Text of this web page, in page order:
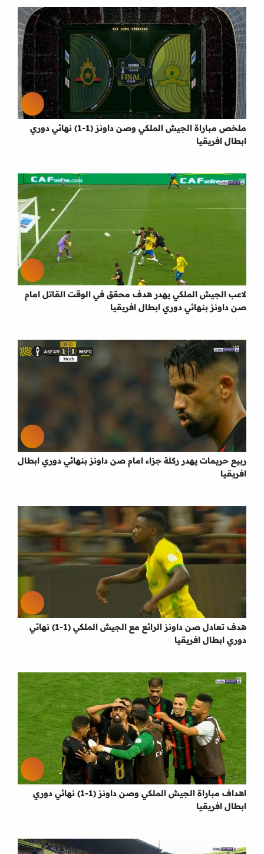
ملخص مباراة الجيش الملكي وصن داونز (1-1) نهائي دوري
ابطال افريقيا
لاعب الجيش الملكي يهدر هدف محقق في الوقت القاتل امام
صن داونز بنهائي دوري ابطال افريقيا
ربيع حريمات يهدر ركلة جزاء امام صن داونز بنهائي دوري ابطال
افريقيا
هدف تعادل صن داونز الرائع مع الجيش الملكي (1-1) نهائي
دوري ابطال افريقيا
اهداف مباراة الجيش الملكي وصن داونز (1-1) نهائي دوري
ابطال افريقيا